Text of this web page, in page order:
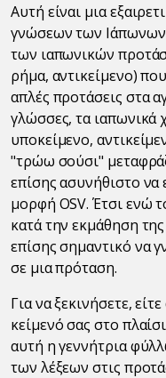
Αυτή είναι μια
γνώσεων των Ιάπωνων
των ιαπωνικών
ρήμα, αντικείμενο)
απλές προτάσεις στα
γλώσσες, τα ιαπωνικά
υποκείμενο,
"τρώω σούσι"
επίσης ασυνήθιστο να
μορφή OSV. Έτσι ενώ
κατά την εκμάθηση
επίσης σημαντικό να
σε μια πρόταση.
Για να ξεκινήσετε,
κείμενό σας στο
αυτή η γεννήτρια
των λέξεων στις